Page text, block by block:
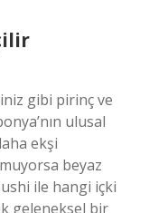
gibi pirinç ve
ulusal
ekşi
beyaz
ile hangi içki
geleneksel bir